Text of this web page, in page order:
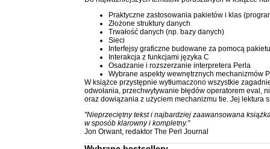
Praktyczne zastosowania pakietów i klas
Złożone struktury danych
Trwałość danych (np. bazy danych)
Sieci
Interfejsy graficzne budowane za pomocą
Interakcja z funkcjami języka C
Osadzanie i rozszerzanie interpretera Perla
Wybrane aspekty wewnętrznych mechanizmów
W książce przystępnie wytłumaczono wszystkie
odwołania, przechwytywanie błędów operatorem
oraz dowiązania z użyciem mechanizmu tie. Jej lektura
"Nieprzeciętny tekst i najbardziej zaawansowana
w sposób klarowny i kompletny."
Jon Orwant, redaktor The Perl Journal